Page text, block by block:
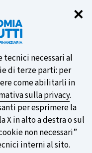
✕
tecnici necessari al
di terze parti: per
come abilitarli in
sulla privacy.
per esprimere la
X in alto a destra o sul
non necessari”
interni al sito.
BCE
vota la tua